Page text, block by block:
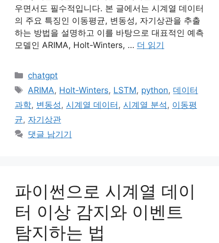
우면서도 필수적입니다. 본 글에서는 시계열 데이터
의 주요 특징인 이동평균, 변동성, 자기상관을 추출
하는 방법을 설명하고 이를 바탕으로 대표적인 예측
모델인 ARIMA, Holt-Winters, … 더 읽기
카
테
리
chatgpt
태
그
ARIMA, Holt-Winters, LSTM, python,데이터
과학, 변동성, 시계열 데이터 , 시계열 분석, 이동평
균, 자기상관
댓글 남기기
파이썬으로 시계열 데이
터 이상 감지와 이벤트
탐지하는 법